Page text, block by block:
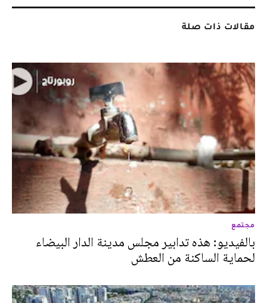
مقالات ذات صلة
مجتمع
بالفيديو: هذه تدابير مجلس مدينة الدار البيضاء
لحماية الساكنة من العطش